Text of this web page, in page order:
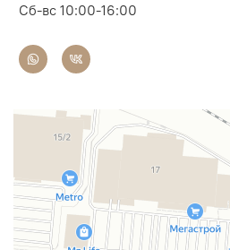
Сб-вс 10:00-16:00